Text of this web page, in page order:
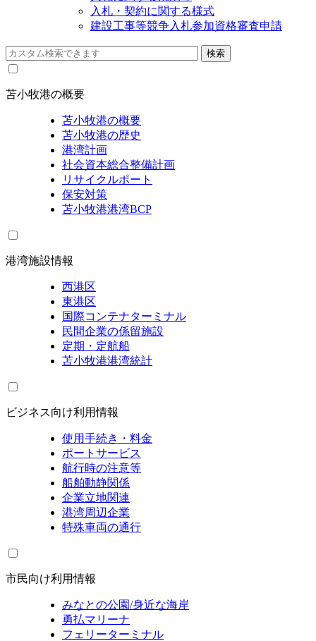
入札・契約に関する様式
建設工事等競争入札参加資格審査申請
苫小牧港の概要
苫小牧港の概要
苫小牧港の歴史
港湾計画
社会資本総合整備計画
リサイクルポート
保安対策
苫小牧港港湾BCP
港湾施設情報
西港区
東港区
国際コンテナターミナル
民間企業の係留施設
定期・定航船
苫小牧港港湾統計
ビジネス向け利用情報
使用手続き・料金
ポートサービス
航行時の注意等
船舶動静関係
企業立地関連
港湾周辺企業
特殊車両の通行
市民向け利用情報
みなとの公園/身近な海岸
勇払マリーナ
フェリーターミナル